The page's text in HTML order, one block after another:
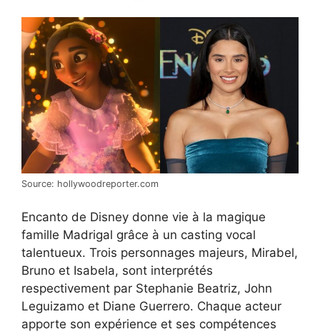
Source: hollywoodreporter.com
Encanto de Disney donne vie à la magique
famille Madrigal grâce à un casting vocal
talentueux. Trois personnages majeurs, Mirabel,
Bruno et Isabela, sont interprétés
respectivement par Stephanie Beatriz, John
Leguizamo et Diane Guerrero. Chaque acteur
apporte son expérience et ses compétences